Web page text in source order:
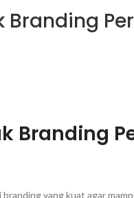
Branding
yang kuat agar